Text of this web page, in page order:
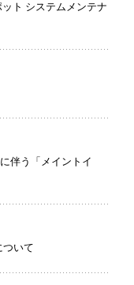
ト システムメンテナ
伴う「メイントイ
ついて